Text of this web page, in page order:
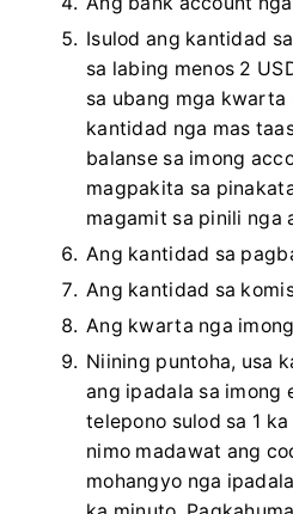
Isulod ang kantidad
sa labing menos 2
sa ubang mga kwarta
kantidad nga mas
balanse sa imong
magpakita sa
magamit sa pinili nga
Ang kantidad sa
Ang kantidad sa
Ang kwarta nga
Niining puntoha, usa
ang ipadala sa imong
telepono sulod sa 1
nimo madawat ang
mohangyo nga